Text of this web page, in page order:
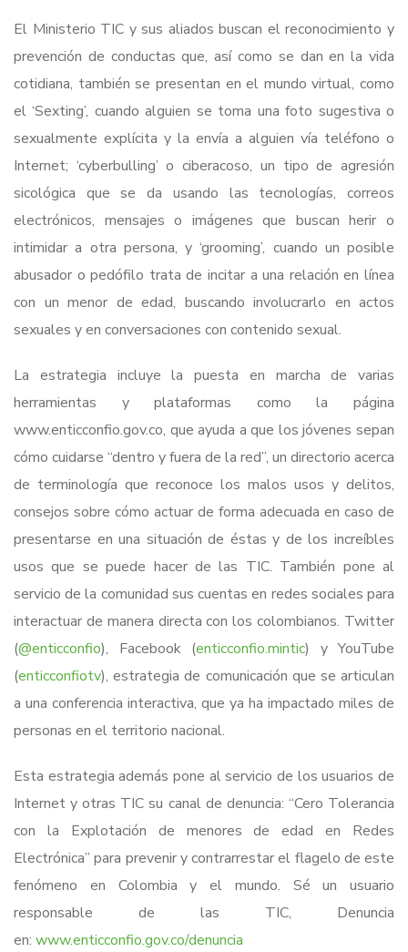
El Ministerio TIC y sus aliados buscan el reconocimiento y
prevención de conductas que, así como se dan en la vida
cotidiana, también se presentan en el mundo virtual, como
el ‘Sexting’, cuando alguien se toma una foto sugestiva o
sexualmente explícita y la envía a alguien vía teléfono o
Internet; ‘cyberbulling’ o ciberacoso, un tipo de agresión
sicológica que se da usando las tecnologías, correos
electrónicos, mensajes o imágenes que buscan herir o
intimidar a otra persona, y ‘grooming’, cuando un posible
abusador o pedófilo trata de incitar a una relación en línea
con un menor de edad, buscando involucrarlo en actos
sexuales y en conversaciones con contenido sexual.
La estrategia incluye la puesta en marcha de varias
herramientas y plataformas como la página
www.enticconfio.gov.co, que ayuda a que los jóvenes sepan
cómo cuidarse “dentro y fuera de la red”, un directorio acerca
de terminología que reconoce los malos usos y delitos,
consejos sobre cómo actuar de forma adecuada en caso de
presentarse en una situación de éstas y de los increíbles
usos que se puede hacer de las TIC. También pone al
servicio de la comunidad sus cuentas en redes sociales para
interactuar de manera directa con los colombianos. Twitter
(@enticconfio), Facebook (enticconfio.mintic) y YouTube
(enticconfiotv), estrategia de comunicación que se articulan
a una conferencia interactiva, que ya ha impactado miles de
personas en el territorio nacional.
Esta estrategia además pone al servicio de los usuarios de
Internet y otras TIC su canal de denuncia: “Cero Tolerancia
con la Explotación de menores de edad en Redes
Electrónica” para prevenir y contrarrestar el flagelo de este
fenómeno en Colombia y el mundo. Sé un usuario
responsable de las TIC, Denuncia
en: www.enticconfio.gov.co/denuncia